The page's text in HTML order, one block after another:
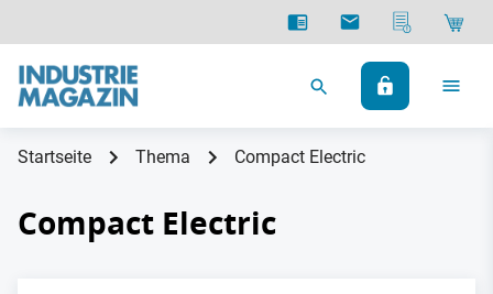
Startseite Thema Compact Electric
Compact Electric